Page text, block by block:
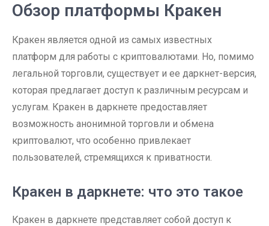
Обзор платформы Кракен
Кракен является одной из самых известных
платформ для работы с криптовалютами. Но, помимо
легальной торговли, существует и ее даркнет-версия,
которая предлагает доступ к различным ресурсам и
услугам. Кракен в даркнете предоставляет
возможность анонимной торговли и обмена
криптовалют, что особенно привлекает
пользователей, стремящихся к приватности.
Кракен в даркнете: что это такое
Кракен в даркнете представляет собой доступ к